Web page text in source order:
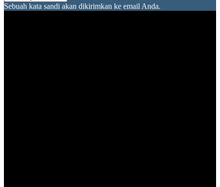
Sebuah kata sandi akan dikirimkan ke email Anda.